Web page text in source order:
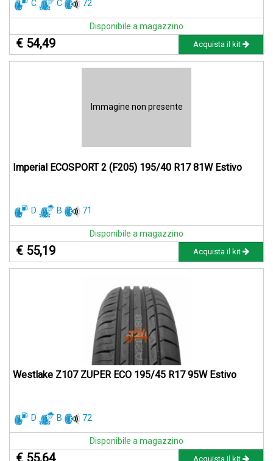
C C 72
Disponibile a magazzino
€ 54,49 Acquista il kit
Immagine non presente
Imperial ECOSPORT 2 (F205) 195/40 R17 81W Estivo
D B 71
Disponibile a magazzino
€ 55,19 Acquista il kit
Westlake Z107 ZUPER ECO 195/45 R17 95W Estivo
D B 72
Disponibile a magazzino
Acquista il kit